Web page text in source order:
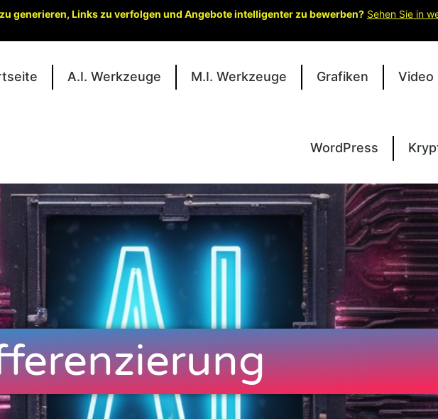
A.I. Werkzeuge M.I. Werkzeuge Grafiken Video
WordPress
generieren, Links zu verfolgen und Angebote intelligenter zu bewerben? Sehen Sie in